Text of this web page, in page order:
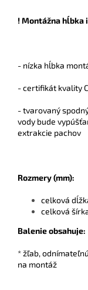
! Montážna hĺbka
- nízka hĺbka
- certifikát kvality
- tvarovaný
vody bude
extrakcie pachov
Rozmery (mm):
celková
celková
Balenie obsahuje:
* žľab,
na montáž